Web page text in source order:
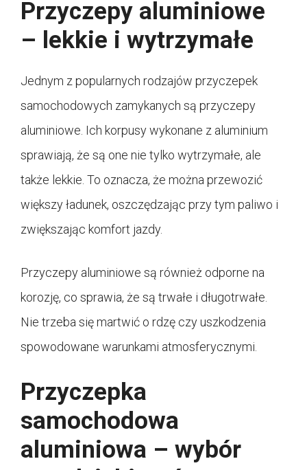
Przyczepy aluminiowe
– lekkie i wytrzymałe
Jednym z popularnych rodzajów przyczepek
samochodowych zamykanych są przyczepy
aluminiowe. Ich korpusy wykonane z aluminium
sprawiają, że są one nie tylko wytrzymałe, ale
także lekkie. To oznacza, że można przewozić
większy ładunek, oszczędzając przy tym paliwo i
zwiększając komfort jazdy.
Przyczepy aluminiowe są również odporne na
korozję, co sprawia, że ​​są trwałe i długotrwałe.
Nie trzeba się martwić o rdzę czy uszkodzenia
spowodowane warunkami atmosferycznymi.
Przyczepka
samochodowa
aluminiowa – wybór